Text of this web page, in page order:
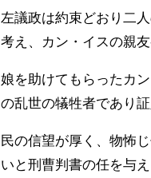
左議政は約束どおり二
考え、カン・イスの親
娘を助けてもらったカ
の乱世の犠牲者であり
民の信望が厚く、物怖
いと刑曹判書の任を与